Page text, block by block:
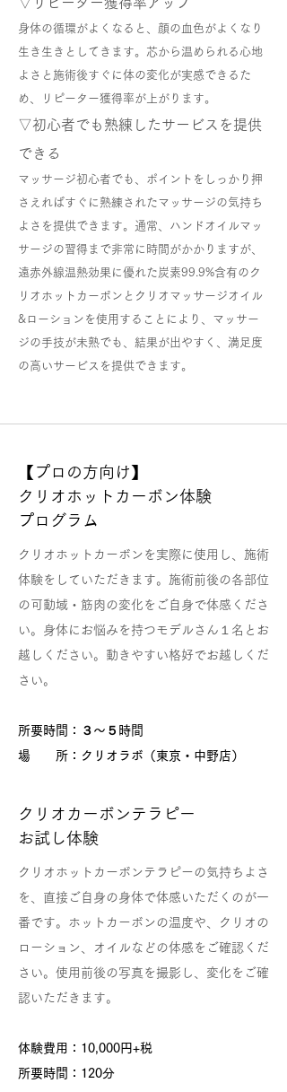
身体の循環がよくなると、顔の血色がよくなり
生き生きとしてきます。芯から温められる心地
よさと施術後すぐに体の変化が実感できるた
め、リピーター獲得率が上がります。
▽初心者でも熟練したサービスを提供
できる
マッサージ初心者でも、ポイントをしっかり押
さえればすぐに熟練されたマッサージの気持ち
よさを提供できます。通常、ハンドオイルマッ
サージの習得まで非常に時間がかかりますが、
遠赤外線温熱効果に優れた炭素99.9%含有のク
リオホットカーボンとクリオマッサージオイル
&ローションを使用することにより、マッサー
ジの手技が未熟でも、結果が出やすく、満足度
の高いサービスを提供できます。
【プロの方向け】
クリオホットカーボン体験
プログラム
クリオホットカーボンを実際に使用し、施術
体験をしていただきます。施術前後の各部位
の可動域・筋肉の変化をご自身で体感くださ
い。身体にお悩みを持つモデルさん１名とお
越しください。動きやすい格好でお越しくだ
さい。
所要時間：３～５時間
場 所：クリオラボ（東京・中野店）
クリオカーボンテラピー
お試し体験
クリオホットカーボンテラピーの気持ちよさ
を、直接ご自身の身体で体感いただくのが一
番です。ホットカーボンの温度や、クリオの
ローション、オイルなどの体感をご確認くだ
さい。使用前後の写真を撮影し、変化をご確
認いただきます。
体験費用：10,000円+税
所要時間：120分